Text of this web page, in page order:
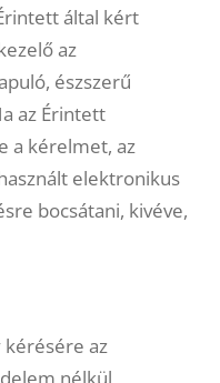
által kért
az
észszerű
az Érintett
a kérelmet, az
elektronikus
bocsátani, kivéve,
kérésére az
nélkül